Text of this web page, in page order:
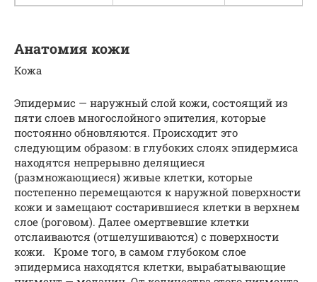
Анатомия кожи
Кожа
Эпидермис — наружный слой кожи, состоящий из
пяти слоев многослойного эпителия, которые
постоянно обновляются. Происходит это
следующим образом: в глубоких слоях эпидермиса
находятся непрерывно делящиеся
(размножающиеся) живые клетки, которые
постепенно перемещаются к наружной поверхности
кожи и замещают состарившиеся клетки в верхнем
слое (роговом). Далее омертвевшие клетки
отслаиваются (отшелушиваются) с поверхности
кожи. Кроме того, в самом глубоком слое
эпидермиса находятся клетки, вырабатывающие